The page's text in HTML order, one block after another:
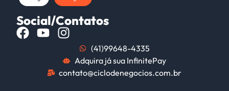
Social/Contatos
(41)99648-4335
Adquira já sua InfinitePay
contato@ciclodenegocios.com.br